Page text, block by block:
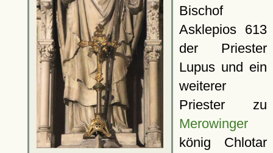
Bischof
Asklepios 613
der Priester
Lupus und ein
weiterer
Priester zu
Merowinger
könig Chlotar